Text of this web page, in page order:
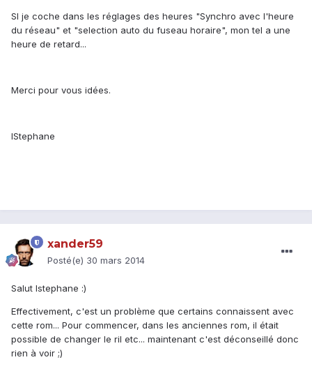
SI je coche dans les réglages des heures "Synchro avec l'heure
du réseau" et "selection auto du fuseau horaire", mon tel a une
heure de retard...
Merci pour vous idées.
IStephane
xander59
Posté(e) 30 mars 2014
Salut Istephane :)
Effectivement, c'est un problème que certains connaissent avec
cette rom... Pour commencer, dans les anciennes rom, il était
possible de changer le ril etc... maintenant c'est déconseillé donc
rien à voir ;)